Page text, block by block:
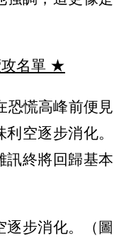
名單 ★
恐慌高峰前便見
空逐步消化。
訊終將回歸基本
步消化。（圖